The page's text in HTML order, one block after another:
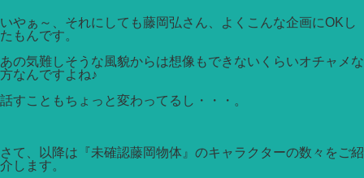
いやぁ～、それにしても藤岡弘さん、よくこんな企画にOKし
たもんです。
あの気難しそうな風貌からは想像もできないくらいオチャメな
方なんですよね♪
話すこともちょっと変わってるし・・・。
さて、以降は『未確認藤岡物体』のキャラクターの数々をご紹
介します。